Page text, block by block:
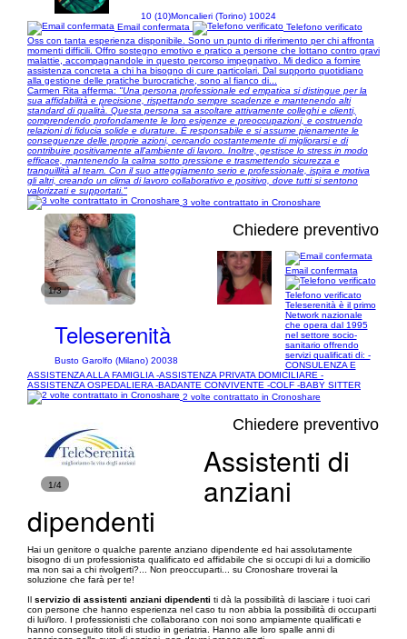
10 (10)Moncalieri (Torino) 10024
Email confermata
Telefono verificato
Oss con tanta esperienza disponibile. Sono un punto di riferimento per chi affronta
momenti difficili. Offro sostegno emotivo e pratico a persone che lottano contro gravi
malattie, accompagnandole in questo percorso impegnativo. Mi dedico a fornire
assistenza concreta a chi ha bisogno di cure particolari. Dal supporto quotidiano
alla gestione delle pratiche burocratiche, sono al fianco di...
Carmen Rita afferma: "Una persona professionale ed empatica si distingue per la
sua affidabilità e precisione, rispettando sempre scadenze e mantenendo alti
standard di qualità. Questa persona sa ascoltare attivamente colleghi e clienti,
comprendendo profondamente le loro esigenze e preoccupazioni, e costruendo
relazioni di fiducia solide e durature. È responsabile e si assume pienamente le
conseguenze delle proprie azioni, cercando costantemente di migliorarsi e di
contribuire positivamente all'ambiente di lavoro. Inoltre, gestisce lo stress in modo
efficace, mantenendo la calma sotto pressione e trasmettendo sicurezza e
tranquillità al team. Con il suo atteggiamento serio e professionale, ispira e motiva
gli altri, creando un clima di lavoro collaborativo e positivo, dove tutti si sentono
valorizzati e supportati."
3 volte contrattato in Cronoshare
1/3
Chiedere preventivo
Teleserenità
Busto Garolfo (Milano) 20038
Email confermata
Telefono verificato
Teleserenità è il primo
Network nazionale
che opera dal 1995
nel settore socio-
sanitario offrendo
servizi qualificati di: -
CONSULENZA E
ASSISTENZA ALLA FAMIGLIA -ASSISTENZA PRIVATA DOMICILIARE -
ASSISTENZA OSPEDALIERA -BADANTE CONVIVENTE -COLF -BABY SITTER
2 volte contrattato in Cronoshare
1/4
Chiedere preventivo
Assistenti di
anziani
dipendenti
Hai un genitore o qualche parente anziano dipendente ed hai assolutamente
bisogno di un professionista qualificato ed affidabile che si occupi di lui a domicilio
ma non sai a chi rivolgerti?... Non preoccuparti... su Cronoshare troverai la
soluzione che farà per te!
Il servizio di assistenti anziani dipendenti ti dà la possibilità di lasciare i tuoi cari
con persone che hanno esperienza nel caso tu non abbia la possibilità di occuparti
di lui/loro. I professionisti che collaborano con noi sono ampiamente qualificati e
hanno conseguito titoli di studio in geriatria. Hanno alle loro spalle anni di